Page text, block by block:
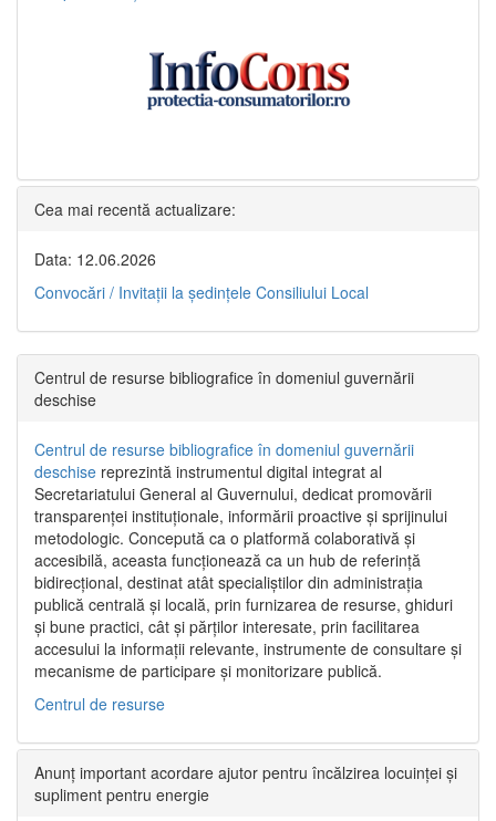
Cea mai recentă actualizare:
Data: 12.06.2026
Convocări / Invitaţii la şedinţele Consiliului Local
Centrul de resurse bibliografice în domeniul guvernării
deschise
Centrul de resurse bibliografice în domeniul guvernării
deschise reprezintă instrumentul digital integrat al
Secretariatului General al Guvernului, dedicat promovării
transparenței instituționale, informării proactive și sprijinului
metodologic. Concepută ca o platformă colaborativă și
accesibilă, aceasta funcționează ca un hub de referință
bidirecțional, destinat atât specialiștilor din administrația
publică centrală și locală, prin furnizarea de resurse, ghiduri
și bune practici, cât și părților interesate, prin facilitarea
accesului la informații relevante, instrumente de consultare și
mecanisme de participare și monitorizare publică.
Centrul de resurse
Anunț important acordare ajutor pentru încălzirea locuinței și
supliment pentru energie